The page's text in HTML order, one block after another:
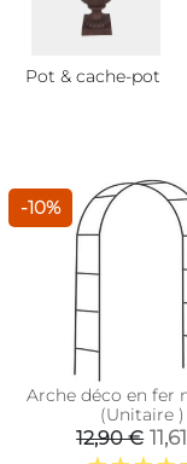
Pot & cache-pot
-10%
Arche déco en fer
(Unitaire )
12,90 €